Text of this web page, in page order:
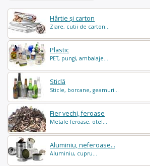
Hârtie și carton
Ziare, cutii de carton...
Plastic
PET, pungi, ambalaje...
Sticlă
Sticle, borcane, geamuri...
Fier vechi, feroase
Metale feroase, otel...
Aluminiu, neferoase...
Aluminiu, cupru...